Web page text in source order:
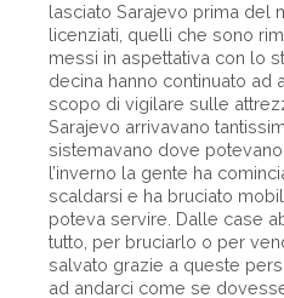
lasciato Sarajevo prima del
licenziati, quelli che sono
messi in aspettativa con lo
decina hanno continuato ad
scopo di vigilare sulle
Sarajevo arrivavano
sistemavano dove
l’inverno la gente ha
scaldarsi e ha bruciato
poteva servire. Dalle case
tutto, per bruciarlo o per
salvato grazie a queste
ad andarci come se